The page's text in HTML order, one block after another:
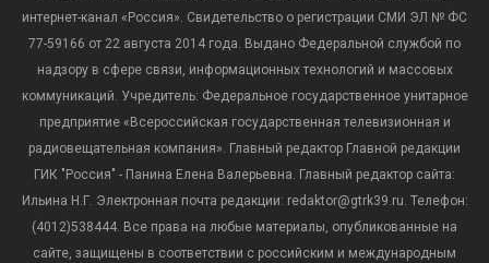
интернет-канал «Россия». Свидетельство о регистрации СМИ ЭЛ № ФС
77-59166 от 22 августа 2014 года. Выдано Федеральной службой по
надзору в сфере связи, информационных технологий и массовых
коммуникаций. Учредитель: Федеральное государственное унитарное
предприятие «Всероссийская государственная телевизионная и
радиовещательная компания». Главный редактор Главной редакции
ГИК "Россия" - Панина Елена Валерьевна. Главный редактор сайта:
Ильина Н.Г. Электронная почта редакции: redaktor@gtrk39.ru. Телефон:
(4012)538444. Все права на любые материалы, опубликованные на
сайте, защищены в соответствии с российским и международным